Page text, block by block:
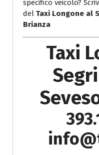
specifico veicolo?
del Taxi Longone al
Brianza
Taxi